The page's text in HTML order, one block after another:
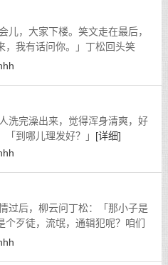
大家下楼。笑文走在最后，
，我有话问你。」丁松回头笑
别太久了。我怕俺兄弟会吃
澡出来，觉得浑身清爽，好
到哪儿理发好？」 [详细]
，柳云问丁松：「那小子是
歹徒，流氓，通辑犯呢？咱们